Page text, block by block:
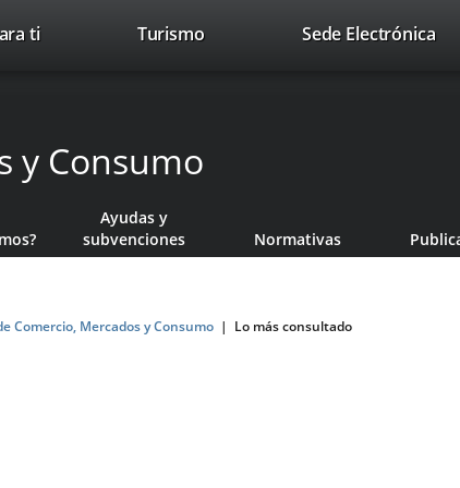
Trabaja con nosotros Contacto
ti TurismoThis
Sede ElectrónicaLink
y Consumo
Ayudas y
subvenciones
Normativas
Comercio, Mercados y Consumo Lo más consultado